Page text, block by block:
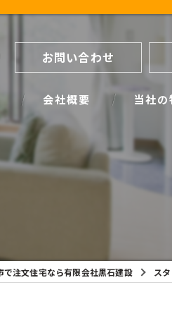
お問い合わせ
会社概要 当社の
間取り
断熱
で注文住宅なら有限会社黒石建設 ス